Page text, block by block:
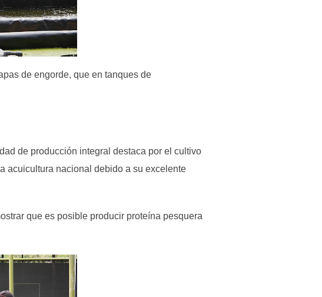
de engorde, que en tanques de
de producción integral destaca por el cultivo
acuicultura nacional debido a su excelente
que es posible producir proteína pesquera